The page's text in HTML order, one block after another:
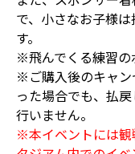
で、小さなお子様
す。
※飛んでくる練習の
※ご購入後のキャン
った場合でも、払
行いません。
※本イベントには観